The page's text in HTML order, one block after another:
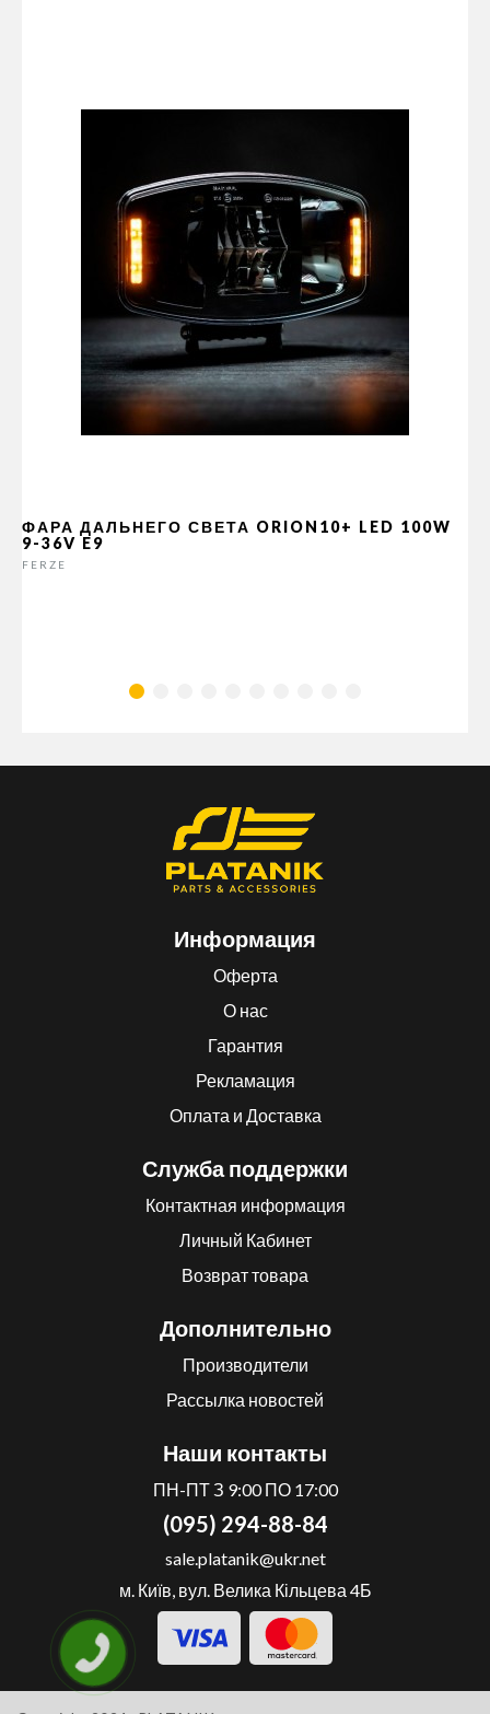
ФАРА ДАЛЬНЕГО СВЕТА ORION10+ LED 100W
9-36V E9
FERZE
Информация
Оферта
О нас
Гарантия
Рекламация
Оплата и Доставка
Служба поддержки
Контактная информация
Личный Кабинет
Возврат товара
Дополнительно
Производители
Рассылка новостей
Наши контакты
ПН-ПТ З 9:00 ПО 17:00
(095) 294-88-84
sale.platanik@ukr.net
м. Київ, вул. Велика Кільцева 4Б